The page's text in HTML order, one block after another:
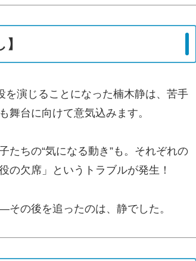
を演じることになった楠木静は、苦手
舞台に向けて意気込みます。
たちの“気になる動き”も。それぞれの
の欠席」というトラブルが発生！
の後を追ったのは、静でした。